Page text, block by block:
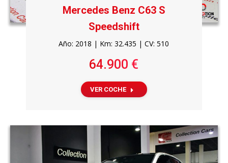
Mercedes Benz C63 S
Speedshift
Año: 2018 | Km: 32.435 | CV: 510
64.900 €
VER COCHE